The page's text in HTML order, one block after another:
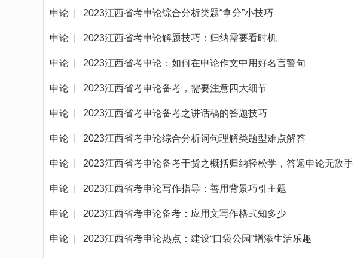
申论 2023江西省考申论综合分析类题“拿分”小技巧
申论 2023江西省考申论解题技巧：归纳需要看时机
申论 2023江西省考申论：如何在申论作文中用好名言警句
申论 2023江西省考申论备考，需要注意四大细节
申论 2023江西省考申论备考之讲话稿的答题技巧
申论 2023江西省考申论综合分析词句理解类题型难点解答
申论 2023江西省考申论备考干货之概括归纳轻松学，答遍申论无敌手
申论 2023江西省考申论写作指导：善用背景巧引主题
申论 2023江西省考申论备考：应用文写作格式知多少
申论 2023江西省考申论热点：建设“口袋公园”增添生活乐趣